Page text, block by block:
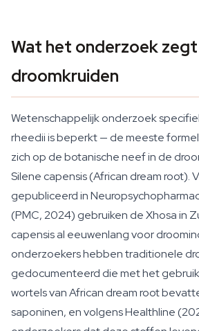
Wat het onderzoek
droomkruiden
Wetenschappelijk onderzoek
rheedii is beperkt — de meeste
zich op de botanische neef in de
Silene capensis (African dream root).
gepubliceerd in
(PMC, 2024) gebruiken de Xhosa in
capensisal eeuwenlang voor
onderzoekers hebben traditionele
gedocumenteerd die met het
wortels van African dream root
saponinen, en volgens Healthline